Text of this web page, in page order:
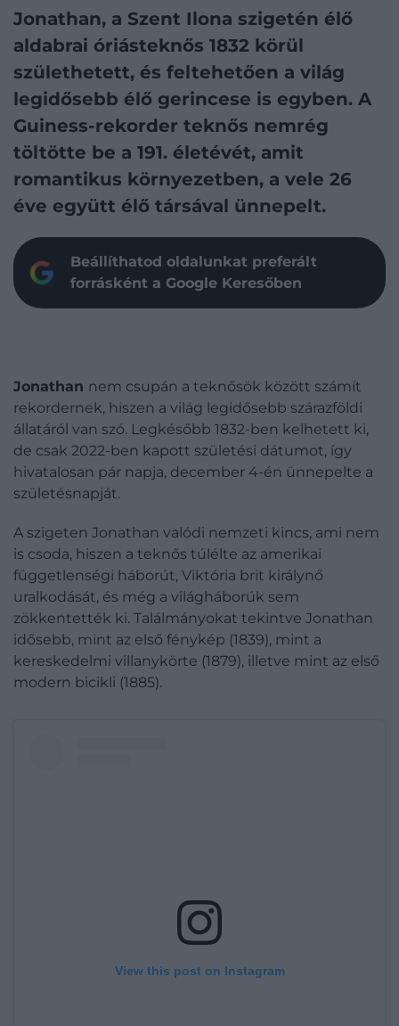
Jonathan, a Szent Ilona szigetén élő
aldabrai óriásteknős 1832 körül
születhetett, és feltehetően a világ
legidősebb élő gerincese is egyben. A
Guiness-rekorder teknős nemrég
töltötte be a 191. életévét, amit
romantikus környezetben, a vele 26
éve együtt élő társával ünnepelt.
Beállíthatod oldalunkat preferált
forrásként a Google Keresőben
Jonathan nem csupán a teknősök között számít
rekordernek, hiszen a világ legidősebb szárazföldi
állatáról van szó. Legkésőbb 1832-ben kelhetett ki,
de csak 2022-ben kapott születési dátumot, így
hivatalosan pár napja, december 4-én ünnepelte a
születésnapját.
A szigeten Jonathan valódi nemzeti kincs, ami nem
is csoda, hiszen a teknős túlélte az amerikai
függetlenségi háborút, Viktória brit királynő
uralkodását, és még a világháborúk sem
zökkentették ki. Találmányokat tekintve Jonathan
idősebb, mint az első fénykép (1839), mint a
kereskedelmi villanykörte (1879), illetve mint az első
modern bicikli (1885).
View this post on Instagram